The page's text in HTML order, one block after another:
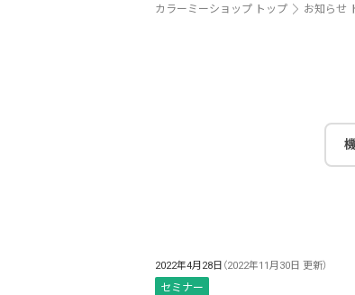
カラーミーショップ トップ お知らせ
2022年4月28日 （2022年11月30日 更新）
セミナー